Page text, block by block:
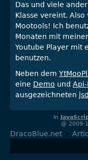
Das und viele
Klasse vereint. Also
Mootools! Ich
Monaten mit meiner
Youtube Player mit
benutzen.
Neben dem
eine Demo und
ausgezeichneten
In
@ 2009-
DracoBlue.net >